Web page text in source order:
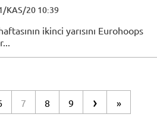
KAS/20 10:39
ikinci yarısını Eurohoops
7 8 9 › »